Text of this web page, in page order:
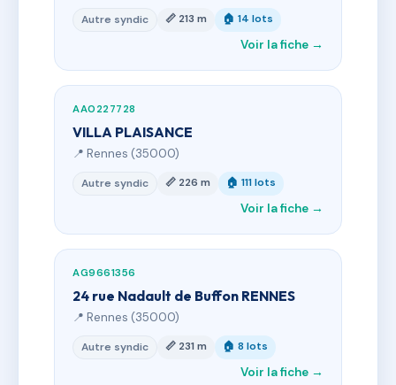
Autre syndic 📏 213 m 🏠 14 lots
Voir la fiche →
AA0227728
VILLA PLAISANCE
📍 Rennes (35000)
Autre syndic 📏 226 m 🏠 111 lots
Voir la fiche →
AG9661356
24 rue Nadault de Buffon RENNES
📍 Rennes (35000)
Autre syndic 📏 231 m 🏠 8 lots
Voir la fiche →